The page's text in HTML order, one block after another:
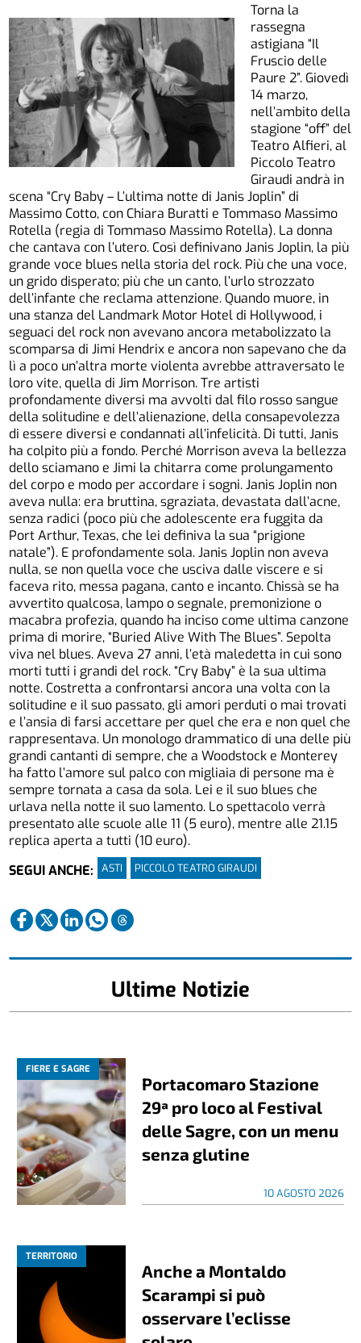
Torna la
rassegna
astigiana “Il
Fruscio delle
Paure 2”. Giovedì
14 marzo,
nell’ambito della
stagione “off” del
Teatro Alfieri, al
Piccolo Teatro
Giraudi andrà in
scena “Cry Baby – L’ultima notte di Janis Joplin” di
Massimo Cotto, con Chiara Buratti e Tommaso Massimo
Rotella (regia di Tommaso Massimo Rotella). La donna
che cantava con l’utero. Così definivano Janis Joplin, la più
grande voce blues nella storia del rock. Più che una voce,
un grido disperato; più che un canto, l’urlo strozzato
dell’infante che reclama attenzione. Quando muore, in
una stanza del Landmark Motor Hotel di Hollywood, i
seguaci del rock non avevano ancora metabolizzato la
scomparsa di Jimi Hendrix e ancora non sapevano che da
lì a poco un’altra morte violenta avrebbe attraversato le
loro vite, quella di Jim Morrison. Tre artisti
profondamente diversi ma avvolti dal filo rosso sangue
della solitudine e dell’alienazione, della consapevolezza
di essere diversi e condannati all’infelicità. Di tutti, Janis
ha colpito più a fondo. Perché Morrison aveva la bellezza
dello sciamano e Jimi la chitarra come prolungamento
del corpo e modo per accordare i sogni. Janis Joplin non
aveva nulla: era bruttina, sgraziata, devastata dall’acne,
senza radici (poco più che adolescente era fuggita da
Port Arthur, Texas, che lei definiva la sua “prigione
natale”). E profondamente sola. Janis Joplin non aveva
nulla, se non quella voce che usciva dalle viscere e si
faceva rito, messa pagana, canto e incanto. Chissà se ha
avvertito qualcosa, lampo o segnale, premonizione o
macabra profezia, quando ha inciso come ultima canzone
prima di morire, “Buried Alive With The Blues”. Sepolta
viva nel blues. Aveva 27 anni, l’età maledetta in cui sono
morti tutti i grandi del rock. “Cry Baby” è la sua ultima
notte. Costretta a confrontarsi ancora una volta con la
solitudine e il suo passato, gli amori perduti o mai trovati
e l’ansia di farsi accettare per quel che era e non quel che
rappresentava. Un monologo drammatico di una delle più
grandi cantanti di sempre, che a Woodstock e Monterey
ha fatto l’amore sul palco con migliaia di persone ma è
sempre tornata a casa da sola. Lei e il suo blues che
urlava nella notte il suo lamento. Lo spettacolo verrà
presentato alle scuole alle 11 (5 euro), mentre alle 21.15
replica aperta a tutti (10 euro).
SEGUI ANCHE:
ASTI PICCOLO TEATRO GIRAUDI
Ultime Notizie
FIERE E SAGRE
Portacomaro Stazione
29ª pro loco al Festival
delle Sagre, con un menu
senza glutine
10 AGOSTO 2026
TERRITORIO
Anche a Montaldo
Scarampi si può
osservare l’eclisse